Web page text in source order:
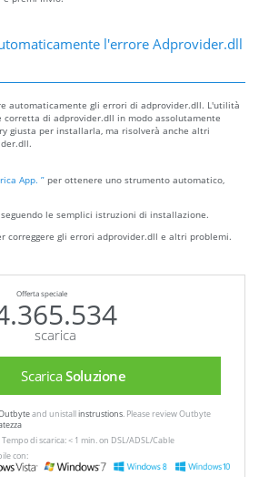
l'errore Adprovider.dll
automaticamente gli errori di adprovider.dll. L'utilità
corretta di adprovider.dll in modo assolutamente
giusta per installarla, ma risolverà anche altri
App. ” per ottenere uno strumento automatico,
le semplici istruzioni di installazione.
correggere gli errori adprovider.dll e altri problemi.
Offerta speciale
scarica
ScaricaSoluzione
and unistallinstrustions. Please review Outbyte
di scarica: < 1 min. on DSL/ADSL/Cable
con: